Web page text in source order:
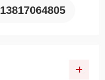
13817064805